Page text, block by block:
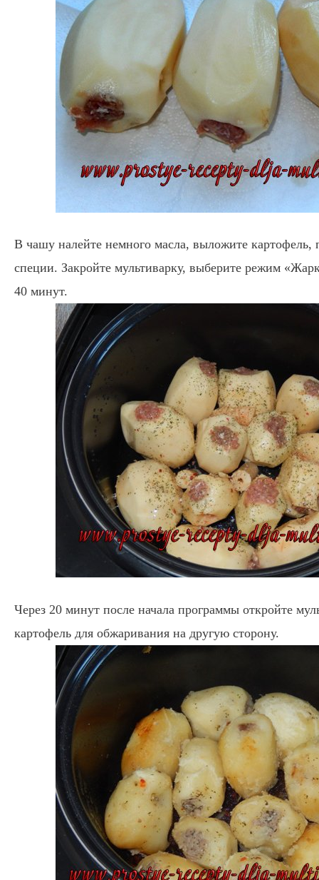
В чашу налейте немного масла, выложите картофель,
специи. Закройте мультиварку, выберите режим
40 минут.
Через 20 минут после начала программы откройте
картофель для обжаривания на другую сторону.